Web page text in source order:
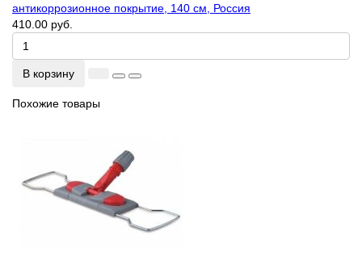
антикоррозионное покрытие, 140 см, Россия
410.00 руб.
В корзину
Похожие товары